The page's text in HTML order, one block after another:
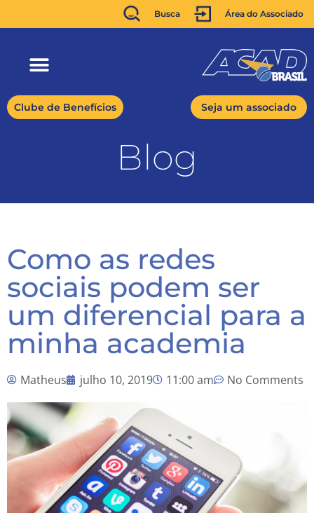
Busca Área do Associado
Clube de Benefícios Seja um associado
Blog
Como as redes
sociais podem ser
um diferencial para a
minha academia
Matheus julho 10, 2019 11:00 am No Comments